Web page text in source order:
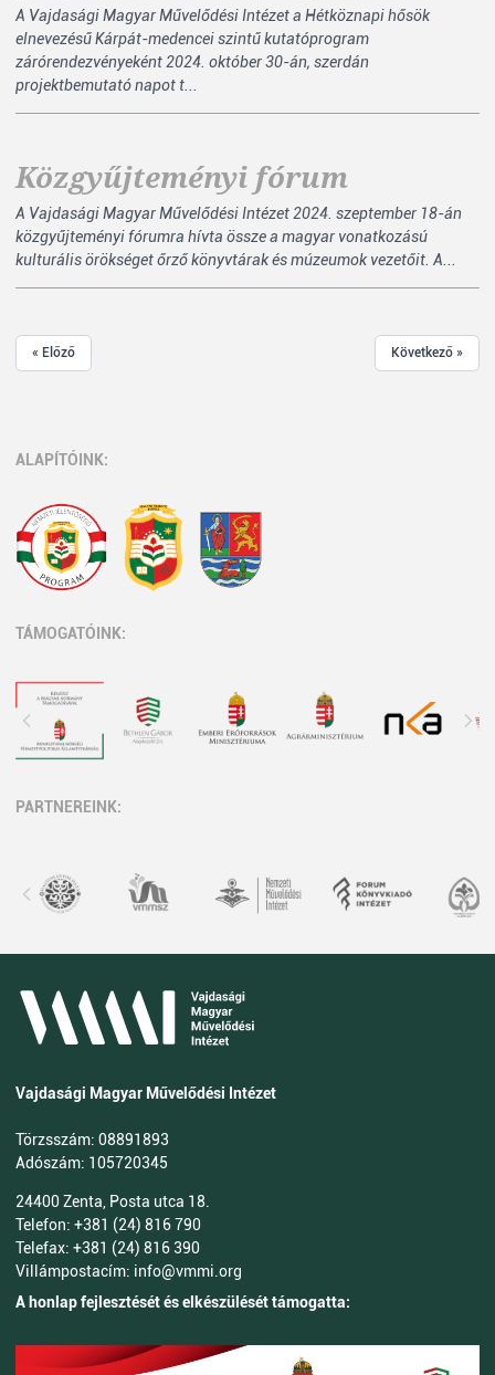
A Vajdasági Magyar Művelődési Intézet a Hétköznapi hősök
elnevezésű Kárpát-medencei szintű kutatóprogram
zárórendezvényeként 2024. október 30-án, szerdán
projektbemutató napot t...
Közgyűjteményi fórum
A Vajdasági Magyar Művelődési Intézet 2024. szeptember 18-án
közgyűjteményi fórumra hívta össze a magyar vonatkozású
kulturális örökséget őrző könyvtárak és múzeumok vezetőit. A...
« Előző Következő »
ALAPÍTÓINK:
TÁMOGATÓINK:
PARTNEREINK:
Vajdasági Magyar Művelődési Intézet
Törzsszám: 08891893
Adószám: 105720345
24400 Zenta, Posta utca 18.
Telefon: +381 (24) 816 790
Telefax: +381 (24) 816 390
Villámpostacím: info@vmmi.org
A honlap fejlesztését és elkészülését támogatta: